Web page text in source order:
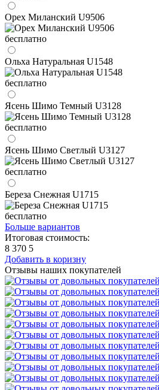
Орех Миланский U9506
бесплатно
Ольха Натуральная U1548
бесплатно
Ясень Шимо Темный U3128
бесплатно
Ясень Шимо Светлый U3127
бесплатно
Береза Снежная U1715
бесплатно
Больше вариантов
Итоговая стоимость:
8 370 5
Добавить в коризну
Отзывы наших покупателей